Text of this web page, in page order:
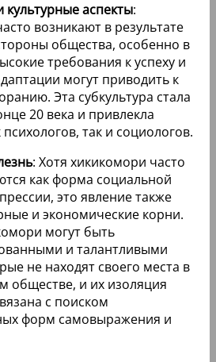
аспекты:
возникают в результате
общества, особенно в
требования к успеху и
могут приводить к
Эта субкультура стала
20 века и привлекла
так и социологов.
: Хотя хикикомори часто
как форма социальной
это явление также
и экономические корни.
могут быть
и талантливыми
не находят своего места в
обществе, и их изоляция
с поиском
форм самовыражения и